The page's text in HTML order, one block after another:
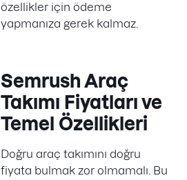
özellikler için ödeme
yapmanıza gerek kalmaz.
Semrush Araç
Takımı Fiyatları ve
Temel Özellikleri
Doğru araç takımını doğru
fiyata bulmak zor olmamalı. Bu